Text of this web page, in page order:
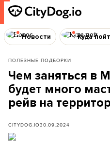
Новости Куда
ПОЛЕЗНЫЕ ПОДБОРКИ
Чем заняться в
будет много
рейв на
CITYDOG.IO30.09.2024